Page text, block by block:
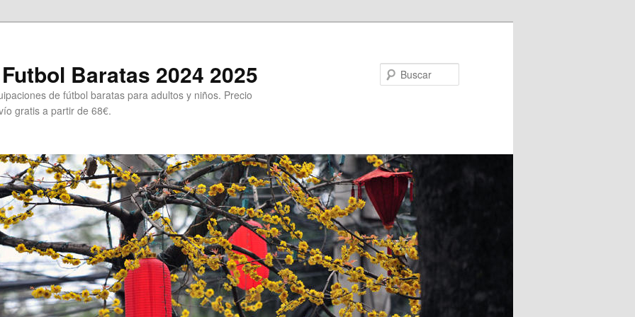
Baratas 2024 2025
de fútbol baratas para adultos y niños. Precio
gratis a partir de 68€.